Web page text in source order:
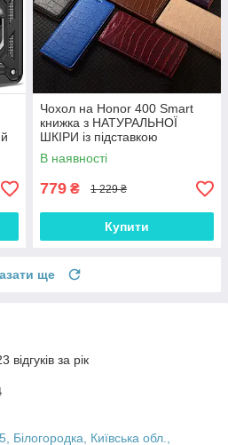
Чохол на Honor 400 Smart
книжка з НАТУРАЛЬНОЇ
ШКІРИ із підставкою
візитницею протиударний
магнітний "LUXOR"
В наявності
779 ₴ 1 229 ₴
Купити
ще
за рік
Київська обл.,